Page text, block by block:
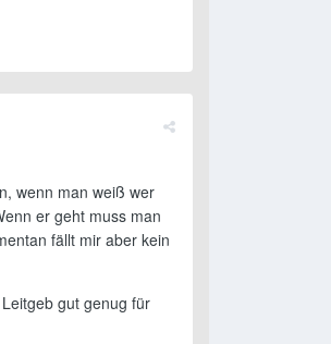
wenn man weiß wer
er geht muss man
fällt mir aber kein
gut genug für